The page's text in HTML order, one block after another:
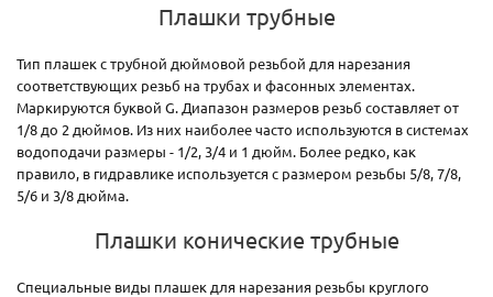
Плашки трубные
Тип плашек с трубной дюймовой резьбой для нарезания
соответствующих резьб на трубах и фасонных элементах.
Маркируются буквой G. Диапазон размеров резьб составляет от
1/8 до 2 дюймов. Из них наиболее часто используются в системах
водоподачи размеры - 1/2, 3/4 и 1 дюйм. Более редко, как
правило, в гидравлике используется с размером резьбы 5/8, 7/8,
5/6 и 3/8 дюйма.
Плашки конические трубные
Специальные виды плашек для нарезания резьбы круглого